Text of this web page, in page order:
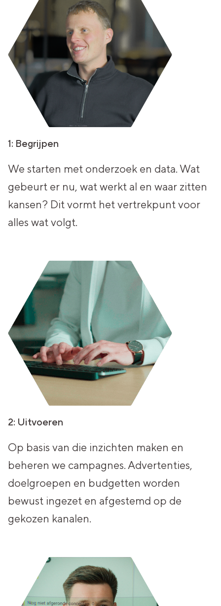
1: Begrijpen
We starten met onderzoek en data.Wat
gebeurt er nu, wat werkt al en waar zitten
kansen? Dit vormt het vertrekpunt voor
alles wat volgt.
2: Uitvoeren
Op basis van die inzichten maken en
beheren we campagnes. Advertenties,
doelgroepen en budgetten worden
bewust ingezet en afgestemd op de
gekozen kanalen.